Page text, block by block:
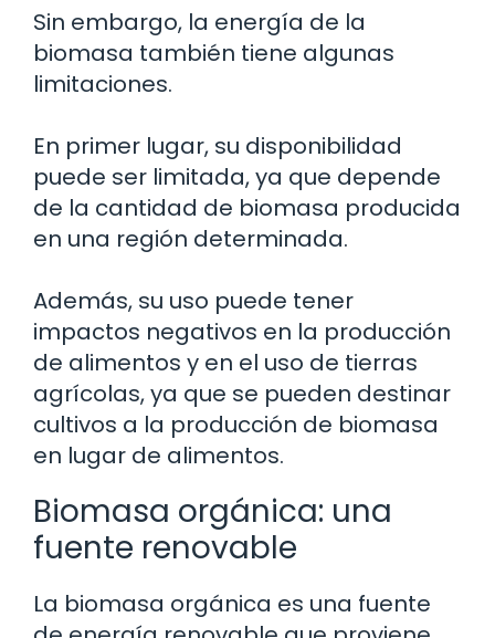
Sin embargo, la energía de la
biomasa también tiene algunas
limitaciones.
En primer lugar, su disponibilidad
puede ser limitada, ya que depende
de la cantidad de biomasa producida
en una región determinada.
Además, su uso puede tener
impactos negativos en la producción
de alimentos y en el uso de tierras
agrícolas, ya que se pueden destinar
cultivos a la producción de biomasa
en lugar de alimentos.
Biomasa orgánica: una
fuente renovable
La biomasa orgánica es una fuente